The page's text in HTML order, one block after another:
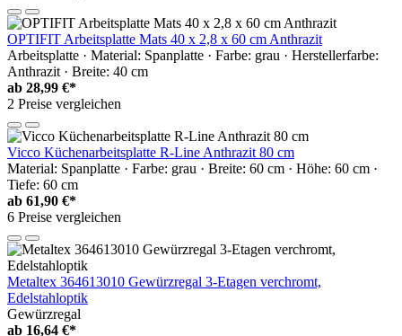
OPTIFIT Arbeitsplatte Mats 40 x 2,8 x 60 cm Anthrazit
Arbeitsplatte · Material: Spanplatte · Farbe: grau · Herstellerfarbe:
Anthrazit · Breite: 40 cm
ab 28,99 €*
2 Preise vergleichen
Vicco Küchenarbeitsplatte R-Line Anthrazit 80 cm
Material: Spanplatte · Farbe: grau · Breite: 60 cm · Höhe: 60 cm ·
Tiefe: 60 cm
ab 61,90 €*
6 Preise vergleichen
Metaltex 364613010 Gewürzregal 3-Etagen verchromt,
Edelstahloptik
Gewürzregal
ab 16,64 €*